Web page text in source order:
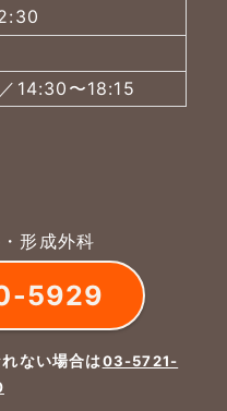
14:30〜18:15
形成外科
5929
ない場合は03-5721-